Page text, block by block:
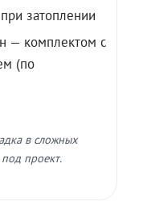
затоплении
— комплектом с
(по
в сложных
проект.